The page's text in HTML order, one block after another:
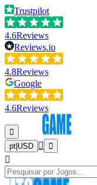
Trustpilot
4.6Reviews
Reviews.io
4.8Reviews
Google
4.6Reviews
pt USD